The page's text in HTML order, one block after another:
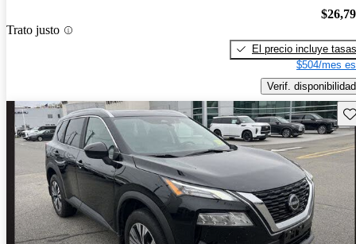
Trato justo
El precio incluye tasas
$504/mes
Verif. disponibilidad